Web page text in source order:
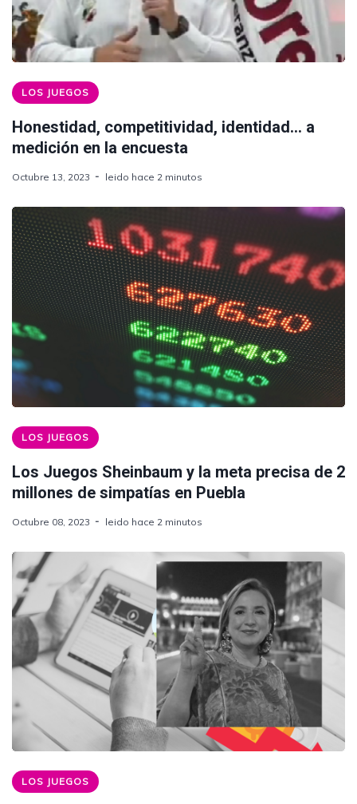
LOS JUEGOS
Honestidad, competitividad, identidad... a
medición en la encuesta
Octubre 13, 2023 leido hace 2 minutos
LOS JUEGOS
Los Juegos Sheinbaum y la meta precisa de 2
millones de simpatías en Puebla
Octubre 08, 2023 leido hace 2 minutos
LOS JUEGOS